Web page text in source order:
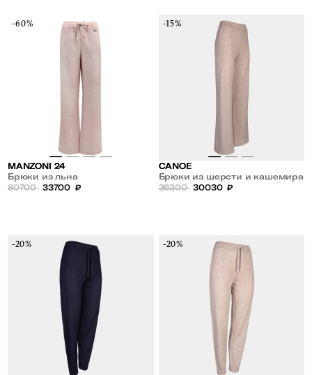
-60%
MANZONI 24
Брюки из льна
80700 33700 ₽
-15%
CANOE
Брюки из шерсти и кашемира
36300 30030 ₽
-20% -20%